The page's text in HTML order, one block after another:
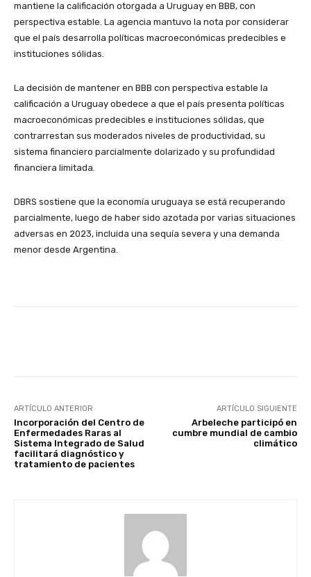
mantiene la calificación otorgada a Uruguay en BBB, con
perspectiva estable. La agencia mantuvo la nota por considerar
que el país desarrolla políticas macroeconómicas predecibles e
instituciones sólidas.
La decisión de mantener en BBB con perspectiva estable la
calificación a Uruguay obedece a que el país presenta políticas
macroeconómicas predecibles e instituciones sólidas, que
contrarrestan sus moderados niveles de productividad, su
sistema financiero parcialmente dolarizado y su profundidad
financiera limitada.
DBRS sostiene que la economía uruguaya se está recuperando
parcialmente, luego de haber sido azotada por varias situaciones
adversas en 2023, incluida una sequía severa y una demanda
menor desde Argentina.
ARTÍCULO ANTERIOR
Incorporación del Centro de
Enfermedades Raras al
Sistema Integrado de Salud
facilitará diagnóstico y
tratamiento de pacientes
ARTÍCULO SIGUIENTE
Arbeleche participó en
cumbre mundial de cambio
climático